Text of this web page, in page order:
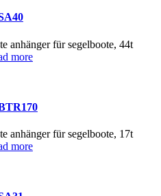
anhänger für segelboote, 44t
more
anhänger für segelboote, 17t
more